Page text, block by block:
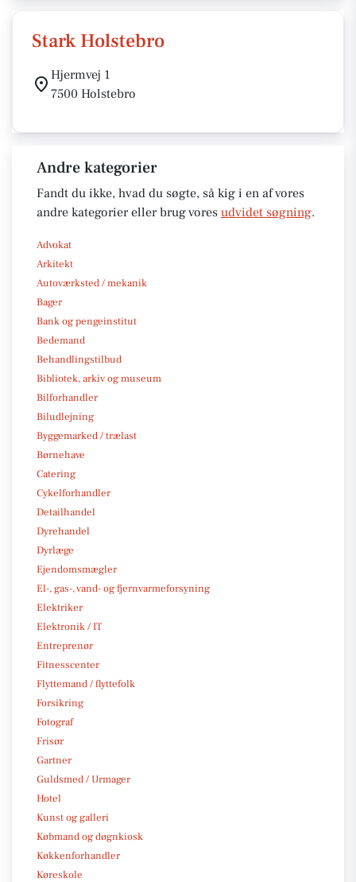
Stark Holstebro
Hjermvej 1
7500 Holstebro
Andre kategorier
Fandt du ikke, hvad du søgte, så kig i en af vores
andre kategorier eller brug vores udvidet søgning.
Advokat
Arkitekt
Autoværksted / mekanik
Bager
Bank og pengeinstitut
Bedemand
Behandlingstilbud
Bibliotek, arkiv og museum
Bilforhandler
Biludlejning
Byggemarked / trælast
Børnehave
Catering
Cykelforhandler
Detailhandel
Dyrehandel
Dyrlæge
Ejendomsmægler
El-, gas-, vand- og fjernvarmeforsyning
Elektriker
Elektronik / IT
Entreprenør
Fitnesscenter
Flyttemand / flyttefolk
Forsikring
Fotograf
Frisør
Gartner
Guldsmed / Urmager
Hotel
Kunst og galleri
Købmand og døgnkiosk
Køkkenforhandler
Køreskole